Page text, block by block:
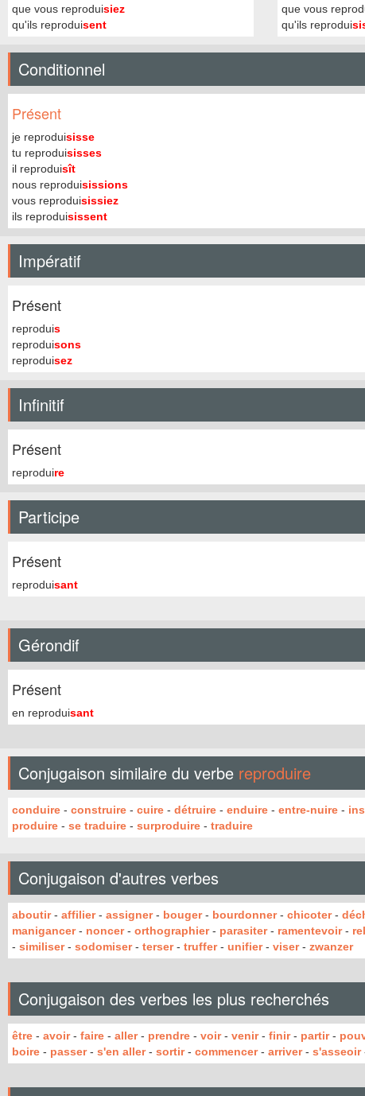
que vous reproduisiez
qu'ils reproduisent
que vous
qu'ils reprodui
Conditionnel
Présent
je reproduisisse
tu reproduisisses
il reproduisît
nous reproduisissions
vous reproduisissiez
ils reproduisissent
Impératif
Présent
reproduis
reproduisons
reproduisez
Infinitif
Présent
reproduire
Participe
Présent
reproduisant
Gérondif
Présent
en reproduisant
Conjugaison similaire du verbe reproduire
conduire - construire - cuire - détruire - enduire - entre-nuire -
produire - se traduire - surproduire - traduire
Conjugaison d'autres verbes
aboutir- affilier- assigner- bouger- bourdonner- chicoter-
manigancer- noncer- orthographier- parasiter- ramentevoir-
- similiser- sodomiser- terser- truffer- unifier- viser- zwanzer
Conjugaison des verbes les plus recherchés
être - avoir- faire - aller- prendre - voir- venir- finir- partir-
boire - passer- s'en aller- sortir- commencer- arriver- s'asseoir